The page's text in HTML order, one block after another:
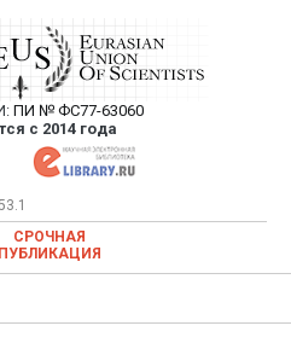
Союз Ученых —
статей в
журнале
ПИ № ФС77-63060
с 2014 года
публикация научных статей в
научном журнале
СРОЧНАЯ
ПУБЛИКАЦИЯ